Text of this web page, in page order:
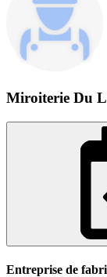
Miroiterie Du
Entreprise de